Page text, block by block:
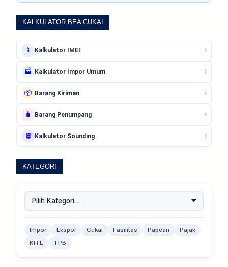
KALKULATOR BEA CUKAI
📱 Kalkulator IMEI ›
🏭 Kalkulator Impor Umum ›
📦 Barang Kiriman ›
🧳 Barang Penumpang ›
🛢️ Kalkulator Sounding ›
KATEGORI
Impor Ekspor Cukai Fasilitas Pabean
Pajak
KITE
TPB